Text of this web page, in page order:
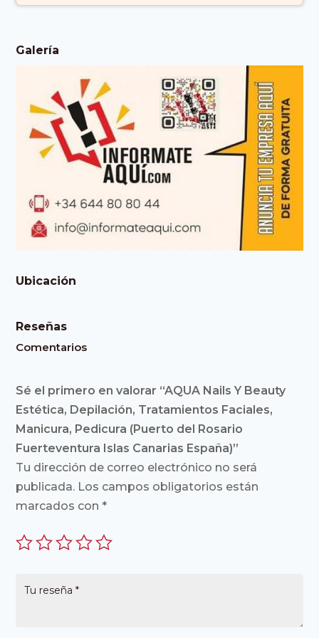
Galería
Ubicación
Reseñas
Comentarios
Sé el primero en valorar “AQUA Nails Y Beauty
Estética, Depilación, Tratamientos Faciales,
Manicura, Pedicura (Puerto del Rosario
Fuerteventura Islas Canarias España)”
Tu dirección de correo electrónico no será
publicada. Los campos obligatorios están
marcados con*